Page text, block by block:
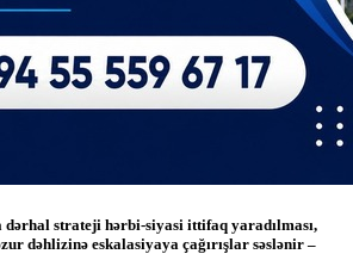
dərhal strateji hərbi-siyasi ittifaq yaradılması,
dəhlizinə eskalasiyaya çağırışlar səslənir –